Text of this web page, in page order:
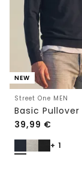
NEW
Street One MEN
39,99 €
+ 1